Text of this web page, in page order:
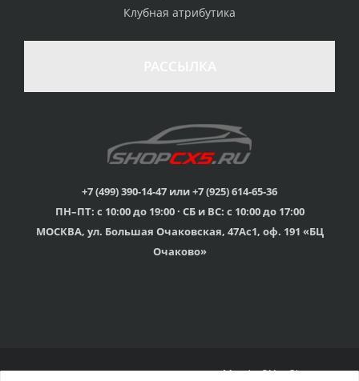
стоимости
товаром
Гарантия качества
Вы можете выбрать
наиболее удобный
для Вас
Профессиональная
консультация
мы знаем о Mazda CX-
Скидки
членам клуба и
обладателям клубных
Оперативная доставка
Клубная атрибутика
+7 (499) 390-14-47 или +7 (925) 614-65-36
ПН–ПТ: с 10:00 до 19:00 · СБ и ВС: с 10:00 до 17:00
МОСКВА, ул. Большая Очаковская, 47Ас1, оф. 191 «БЦ
Очаково»
© 2015г-2025г., Клубный магазин Mazda CX-5 Shop